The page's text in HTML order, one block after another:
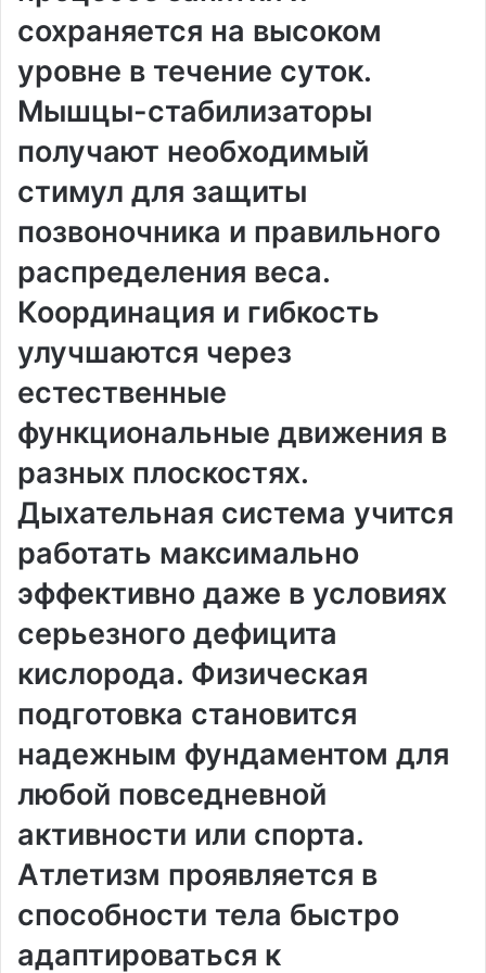
сохраняется на высоком
уровне в течение суток.
Мышцы-стабилизаторы
получают необходимый
стимул для защиты
позвоночника и правильного
распределения веса.
Координация и гибкость
улучшаются через
естественные
функциональные движения в
разных плоскостях.
Дыхательная система учится
работать максимально
эффективно даже в условиях
серьезного дефицита
кислорода. Физическая
подготовка становится
надежным фундаментом для
любой повседневной
активности или спорта.
Атлетизм проявляется в
способности тела быстро
адаптироваться к